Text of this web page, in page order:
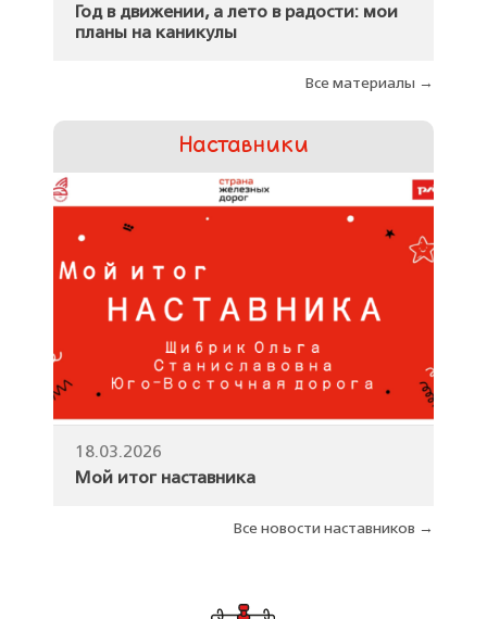
Год в движении, а лето в радости: мои
планы на каникулы
Все материалы →
Наставники
18.03.2026
Мой итог наставника
Все новости наставников →